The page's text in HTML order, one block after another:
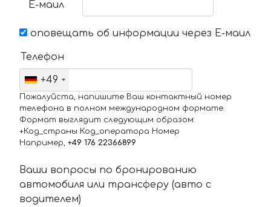
Е-маил
оповещать об информации через Е-маил
Телефон
+49
Пожалуйста, напишите Ваш контактный номер
телефона в полном международном формате.
Формат выглядит следующим образом:
+Код_страны Код_оператора Номер
Например, +49 176 22366899
Ваши вопросы по бронированию
автомобиля или трансферу (авто с
водителем)